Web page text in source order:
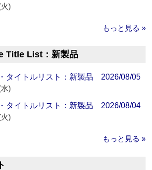
)
もっと見る »
Title List：新製品
タイトルリスト：新製品 2026/08/05
)
タイトルリスト：新製品 2026/08/04
)
もっと見る »